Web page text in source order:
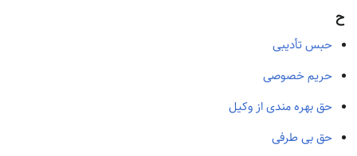
ح
حبس تأدیبی
حریم خصوصی
حق بهره مندی از وکیل
حق بی طرفی